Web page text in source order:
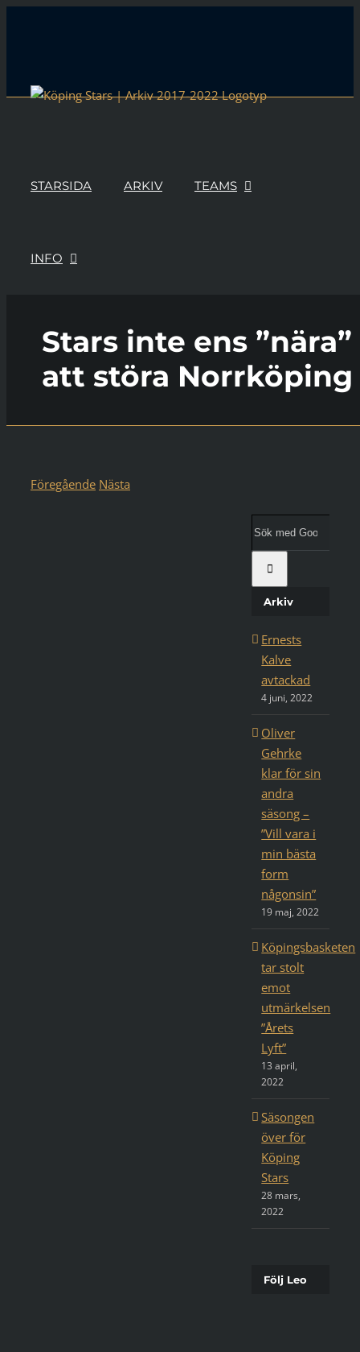
STARSIDA ARKIV TEAMS
INFO
Stars inte ens ”nära”
att störa Norrköping
Föregående Nästa
Google:
Arkiv
Ernests
Kalve
avtackad
4 juni, 2022
Oliver
Gehrke
klar för sin
andra
säsong –
”Vill vara i
min bästa
form
någonsin”
19 maj, 2022
Köpingsbasketen
tar stolt
emot
utmärkelsen
”Årets
Lyft”
13 april,
2022
Säsongen
över för
Köping
Stars
28 mars,
2022
Följ Leo